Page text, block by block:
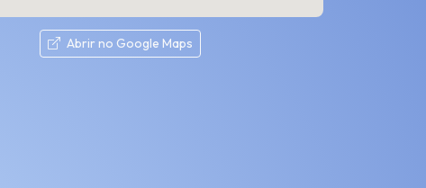
Abrir no Google Maps